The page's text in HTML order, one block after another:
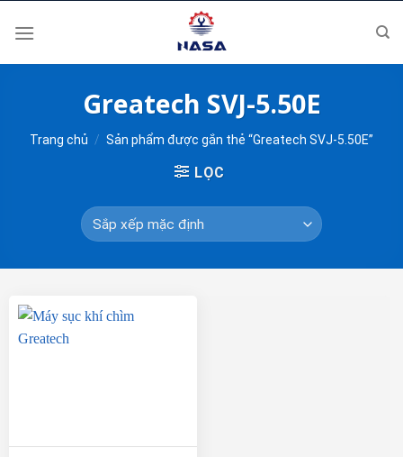
Greatech SVJ-5.50E
Trang chủ / Sản phẩm được gắn thẻ “Greatech SVJ-5.50E”
LỌC